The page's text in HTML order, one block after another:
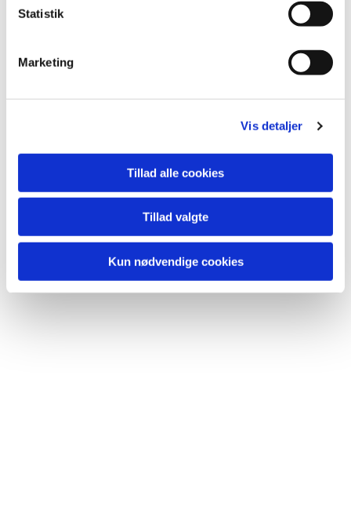
Statistik
Marketing
Vis detaljer
Tillad alle cookies
Tillad valgte
Kun nødvendige cookies
Du vil måske også kunne lide...